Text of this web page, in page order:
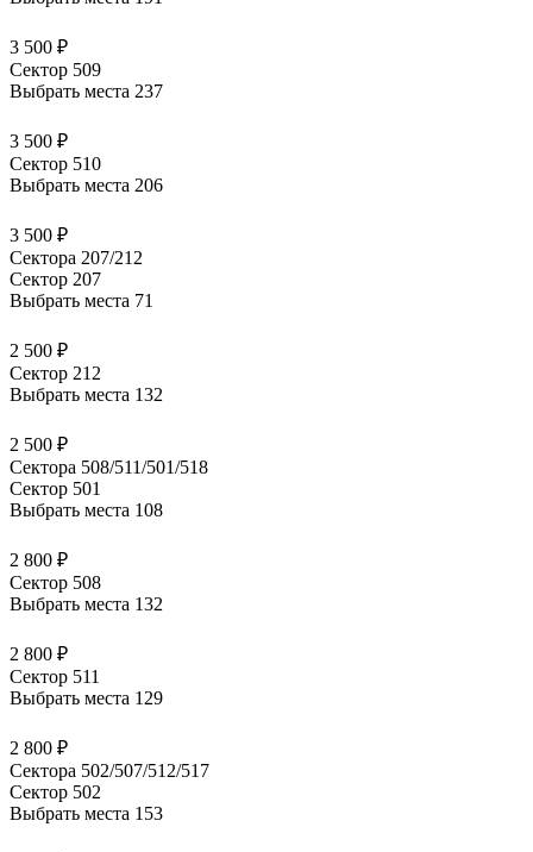
3 500 ₽
Сектор 509
Выбрать места 237
3 500 ₽
Сектор 510
Выбрать места 206
3 500 ₽
Сектора 207/212
Сектор 207
Выбрать места 71
2 500 ₽
Сектор 212
Выбрать места 132
2 500 ₽
Сектора 508/511/501/518
Сектор 501
Выбрать места 108
2 800 ₽
Сектор 508
Выбрать места 132
2 800 ₽
Сектор 511
Выбрать места 129
2 800 ₽
Сектора 502/507/512/517
Сектор 502
Выбрать места 153